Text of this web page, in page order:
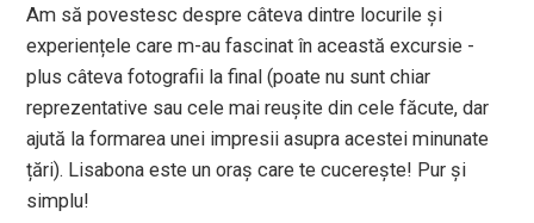
Am să povestesc despre câteva dintre locurile și
experiențele care m-au fascinat în această excursie -
plus câteva fotografii la final (poate nu sunt chiar
reprezentative sau cele mai reușite din cele făcute, dar
ajută la formarea unei impresii asupra acestei minunate
țări). Lisabona este un oraș care te cucerește! Pur și
simplu!